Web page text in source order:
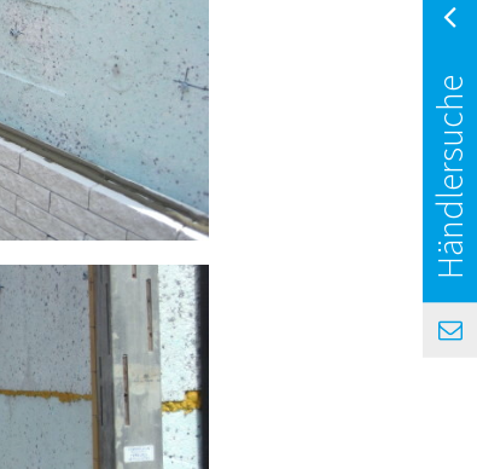
Händlersuche